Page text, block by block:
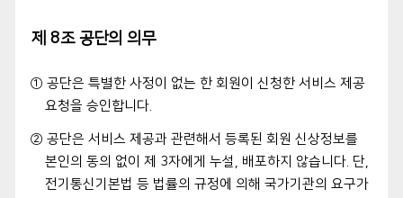
제 8조 공단의 의무
① 공단은 특별한 사정이 없는 한 회원이 신청한 서비스 제공
요청을 승인합니다.
② 공단은 서비스 제공과 관련해서 등록된 회원 신상정보를
본인의 동의 없이 제 3자에게 누설, 배포하지 않습니다. 단,
전기통신기본법 등 법률의 규정에 의해 국가기관의 요구가